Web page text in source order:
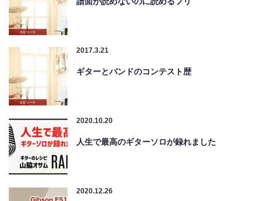
2017.3.21
ギターとバンドのコンテスト歴
2020.10.20
人生で最高のギターソロが録れました
2020.12.26